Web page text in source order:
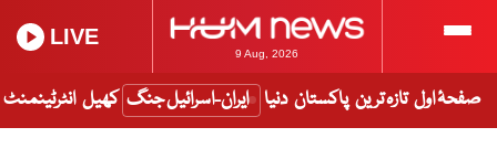
9 Aug, 2026
LIVE
صفحۂ اول تازہ ترین پاکستان دنیا ایران-اسرائیل جنگ کھیل انٹرٹینمنٹ